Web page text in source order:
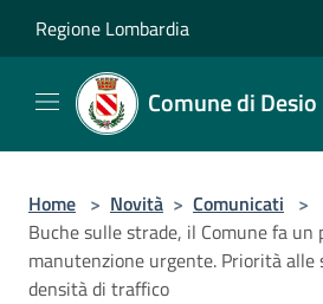
Regione Lombardia
Comune di Desio
Home > Novità > Comunicati >
Buche sulle strade, il Comune fa
manutenzione urgente. Priorità alle
densità di traffico